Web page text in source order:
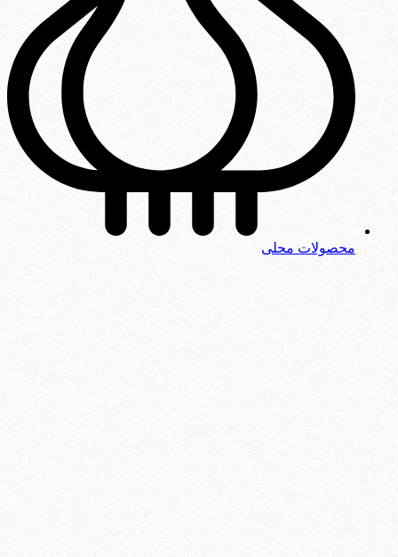
محصولات محلی